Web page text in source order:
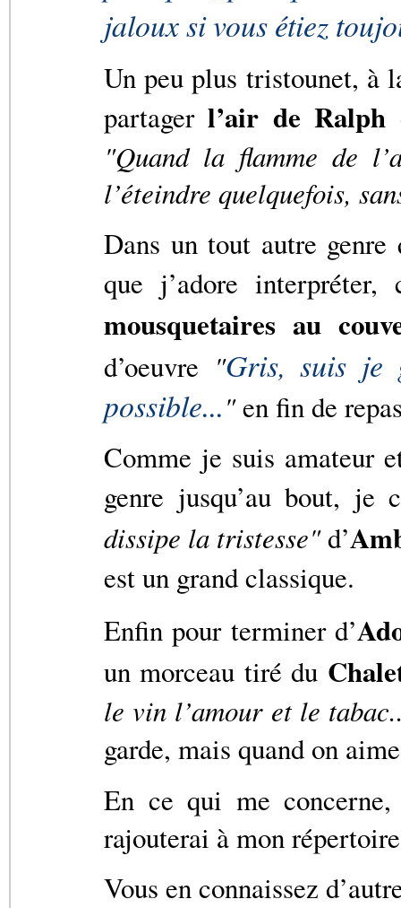
jaloux si vous étiez
Un peu plus tristounet, à
partagerl’air de Ralph
"Quand la flamme de
l’éteindre quelquefois,
Dans un tout autre
que j’adore
mousquetaires au
d’oeuvre "Gris, suis je
possible..."en fin de
Comme je suis amateur
genre jusqu’au bout,
dissipe la tristesse"d’
est un grand classique.
Enfin pour terminer d’
un morceau tiré du
le vin l’amour et le
garde, mais quand on
En ce qui me
rajouterai à mon
Vous en connaissez